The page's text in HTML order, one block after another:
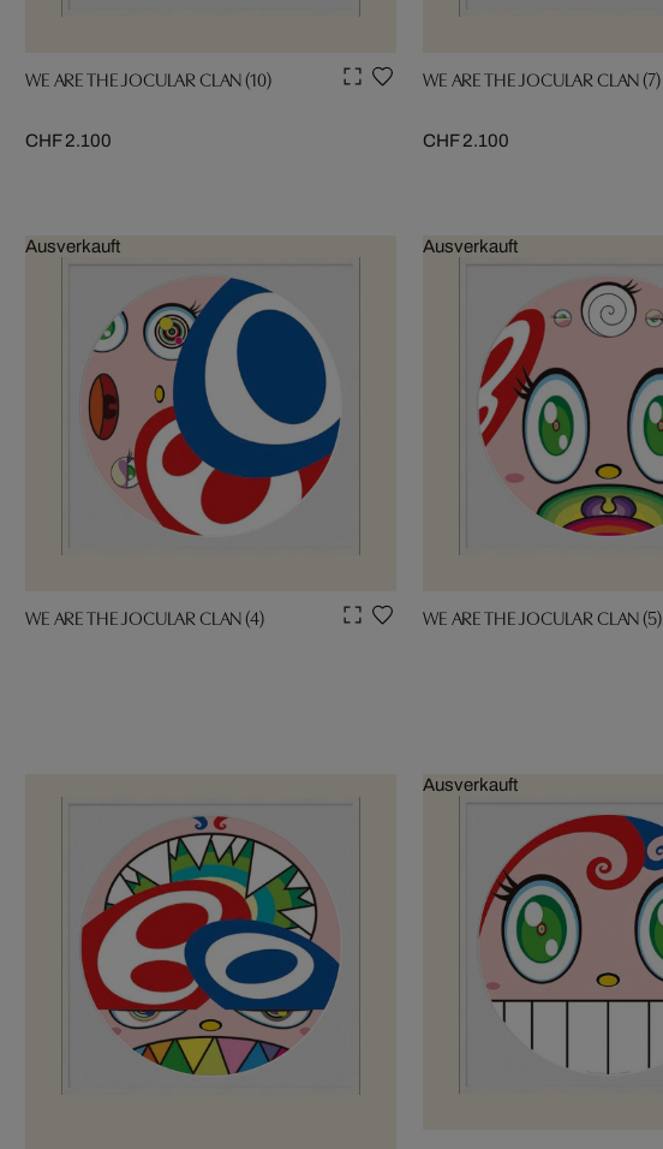
WE ARE THE JOCULAR CLAN (10)
CHF 2.100
WE ARE THE JOCULAR CLAN (7)
CHF 2.100
Ausverkauft
WE ARE THE JOCULAR CLAN (4)
Ausverkauft
WE ARE THE JOCULAR CLAN (5)
Ausverkauft